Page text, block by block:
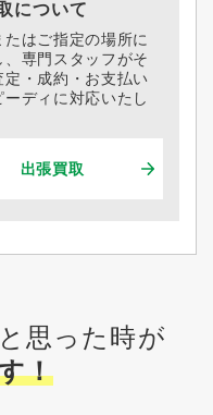
について
たはご指定の場所に
、専門スタッフがそ
定・成約・お支払い
ーディに対応いたし
出張買取
思った時が
！